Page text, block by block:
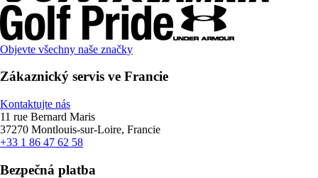
Objevte všechny naše značky
Zákaznický servis ve Francie
Kontaktujte nás
11 rue Bernard Maris
37270 Montlouis-sur-Loire, Francie
+33 1 86 47 62 58
Bezpečná platba